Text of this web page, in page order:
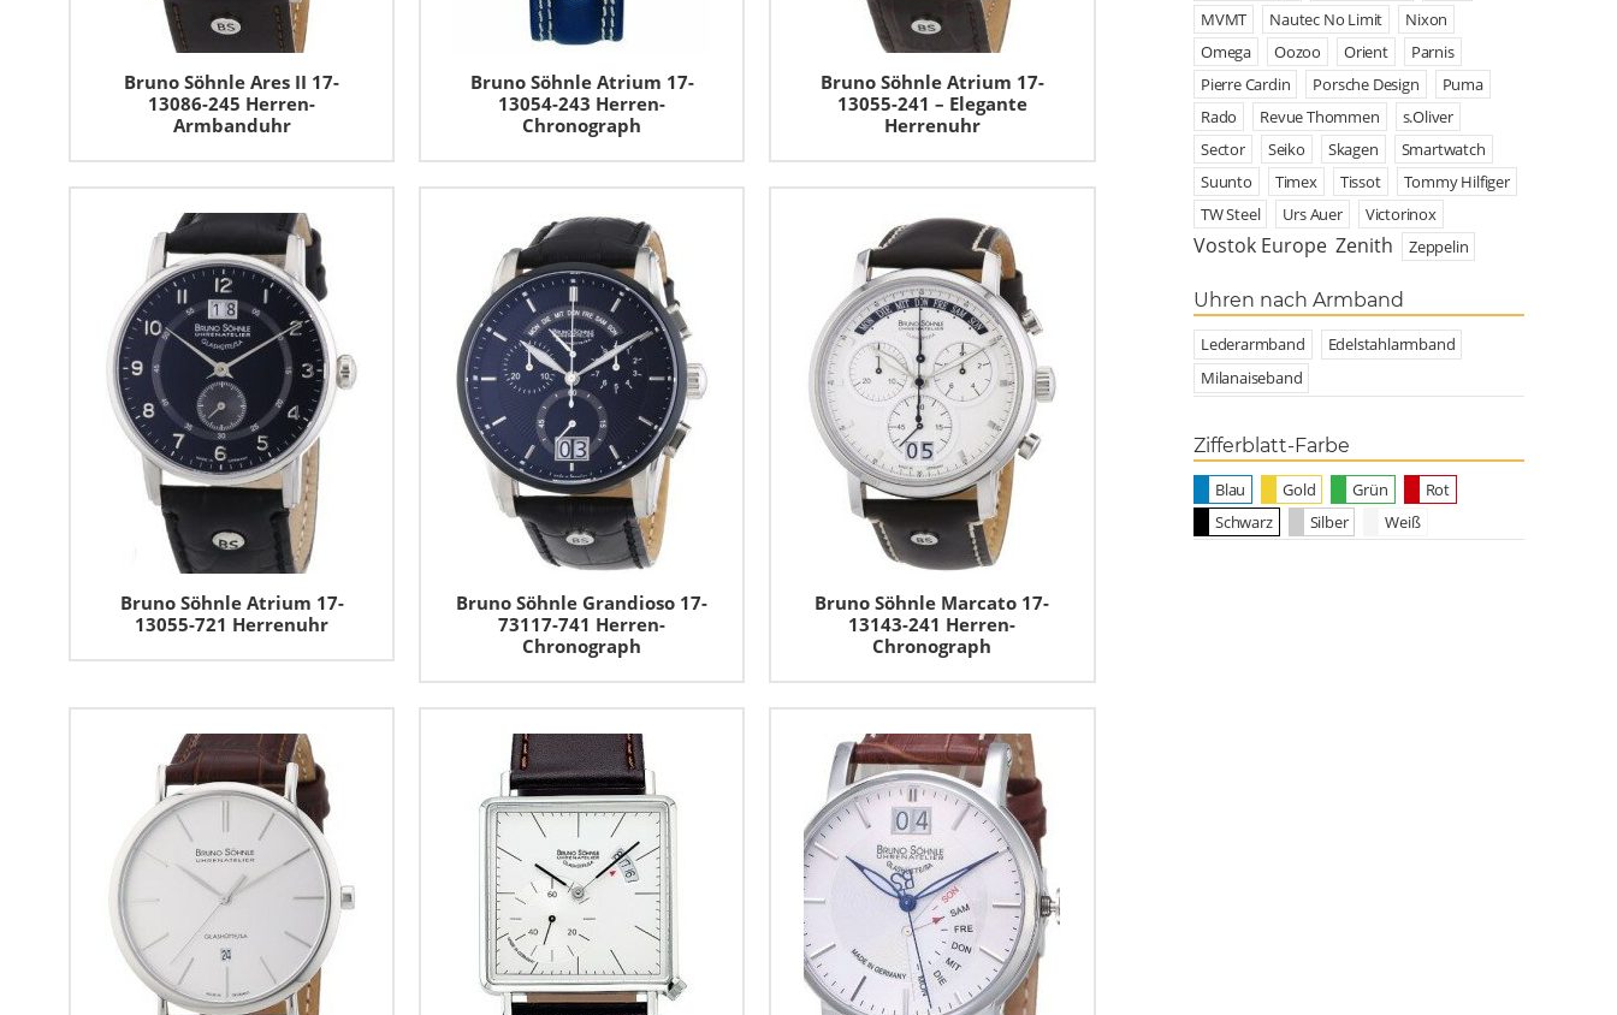
Bruno Söhnle Ares II 17-
13086-245 Herren-
Armbanduhr
Bruno Söhnle Atrium 17-
13054-243 Herren-
Chronograph
Bruno Söhnle Atrium 17-
13055-241 – Elegante
Herrenuhr
Bruno Söhnle Atrium 17-
13055-721 Herrenuhr
Bruno Söhnle Grandioso 17-
73117-741 Herren-
Chronograph
Bruno Söhnle Marcato 17-
13143-241 Herren-
Chronograph
MVMT
Nautec No Limit
Nixon
Omega
Oozoo Orient
Parnis
Pierre Cardin
Porsche Design
Puma
Rado
Revue Thommen
s.Oliver
Sector
Seiko Skagen
Smartwatch
Suunto
Timex Tissot
Tommy Hilfiger
TW Steel
Urs Auer Victorinox
Vostok Europe Zenith Zeppelin
Uhren nach Armband
Lederarmband
Edelstahlarmband
Milanaiseband
Zifferblatt-Farbe
Blau Gold Grün
Rot
Schwarz
Silber Weiß